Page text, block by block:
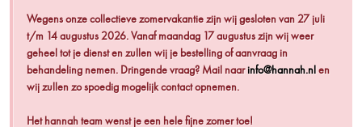
Wegens onze collectieve zomervakantie zijn wij gesloten van 27 juli
t/m 14 augustus 2026. Vanaf maandag 17 augustus zijn wij weer
geheel tot je dienst en zullen wij je bestelling of aanvraag in
behandeling nemen. Dringende vraag? Mail naarinfo@hannah.nlen
wij zullen zo spoedig mogelijk contact opnemen.
Het hannah team wenst je een hele fijne zomer toe!